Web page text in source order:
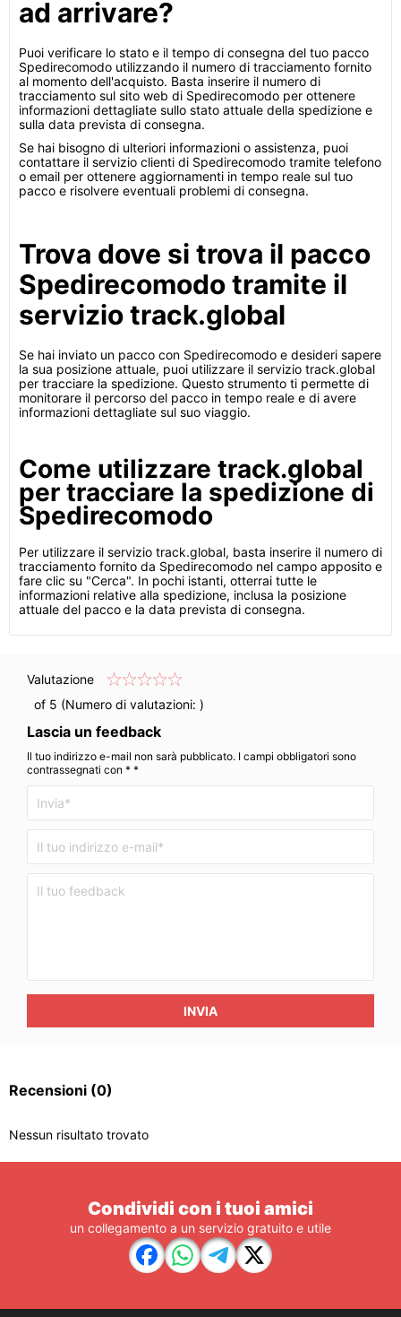
ad arrivare?
Puoi verificare lo stato e il tempo di consegna del tuo pacco
Spedirecomodo utilizzando il numero di tracciamento fornito
al momento dell'acquisto. Basta inserire il numero di
tracciamento sul sito web di Spedirecomodo per ottenere
informazioni dettagliate sullo stato attuale della spedizione e
sulla data prevista di consegna.
Se hai bisogno di ulteriori informazioni o assistenza, puoi
contattare il servizio clienti di Spedirecomodo tramite telefono
o email per ottenere aggiornamenti in tempo reale sul tuo
pacco e risolvere eventuali problemi di consegna.
Trova dove si trova il pacco
Spedirecomodo tramite il
servizio track.global
Se hai inviato un pacco con Spedirecomodo e desideri sapere
la sua posizione attuale, puoi utilizzare il servizio track.global
per tracciare la spedizione. Questo strumento ti permette di
monitorare il percorso del pacco in tempo reale e di avere
informazioni dettagliate sul suo viaggio.
Come utilizzare track.global
per tracciare la spedizione di
Spedirecomodo
Per utilizzare il servizio track.global, basta inserire il numero di
tracciamento fornito da Spedirecomodo nel campo apposito e
fare clic su "Cerca". In pochi istanti, otterrai tutte le
informazioni relative alla spedizione, inclusa la posizione
attuale del pacco e la data prevista di consegna.
Valutazione
of 5 (Numero di valutazioni: )
Lascia un feedback
Il tuo indirizzo e-mail non sarà pubblicato. I campi obbligatori sono
contrassegnati con * *
INVIA
Recensioni (0)
Nessun risultato trovato
Condividi con i tuoi amici
un collegamento a un servizio gratuito e utile